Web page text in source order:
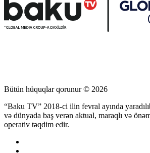
Bütün hüquqlar qorunur © 2026
“Baku TV” 2018-ci ilin fevral ayında
və dünyada baş verən aktual, maraqlı və
operativ təqdim edir.